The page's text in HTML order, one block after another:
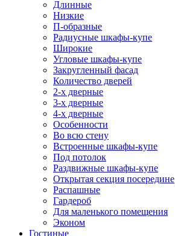
Длинные
Низкие
П-образные
Радиусные шкафы-купе
Широкие
Угловые шкафы-купе
Закругленный фасад
Количество дверей
2-х дверные
3-х дверные
4-х дверные
Особенности
Во всю стену
Встроенные шкафы-купе
Под потолок
Раздвижные шкафы-купе
Открытая секция посередине
Распашные
Гардероб
Для маленького помещения
Эконом
Гостиные